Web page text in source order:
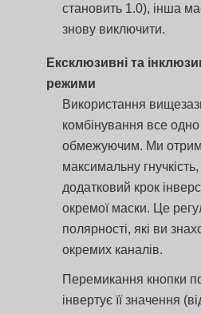
становить 1.0), інша
знову виключити.
Ексклюзивні та
режими
Використання
комбінування все
обмежуючим. Ми
максимальну
додатковий крок
окремої маски. Це
полярності, які ви
окремих каналів.
Перемикання кнопки
інвертує її значення